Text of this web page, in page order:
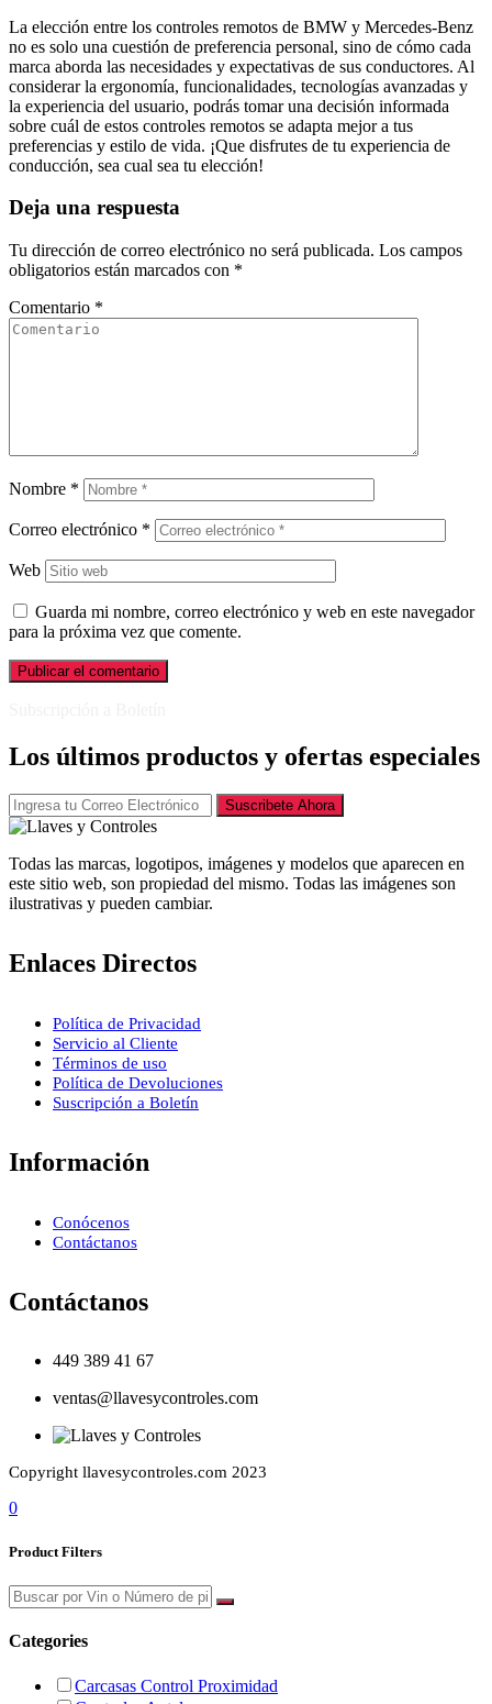
La elección entre los controles remotos de BMW y Mercedes-Benz
no es solo una cuestión de preferencia personal, sino de cómo cada
marca aborda las necesidades y expectativas de sus conductores. Al
considerar la ergonomía, funcionalidades, tecnologías avanzadas y
la experiencia del usuario, podrás tomar una decisión informada
sobre cuál de estos controles remotos se adapta mejor a tus
preferencias y estilo de vida. ¡Que disfrutes de tu experiencia de
conducción, sea cual sea tu elección!
Deja una respuesta
Tu dirección de correo electrónico no será publicada. Los campos
obligatorios están marcados con *
Comentario *
Nombre *
Correo electrónico *
Web
Guarda mi nombre, correo electrónico y web en este navegador
para la próxima vez que comente.
Los últimos productos y ofertas especiales
Suscribete Ahora
Todas las marcas, logotipos, imágenes y modelos que aparecen en
este sitio web, son propiedad del mismo. Todas las imágenes son
ilustrativas y pueden cambiar.
Enlaces Directos
Política de Privacidad
Servicio al Cliente
Términos de uso
Política de Devoluciones
Suscripción a Boletín
Información
Conócenos
Contáctanos
Contáctanos
449 389 41 67
ventas@llavesycontroles.com
Copyright llavesycontroles.com 2023
0
Product Filters
Categories
Carcasas Control Proximidad